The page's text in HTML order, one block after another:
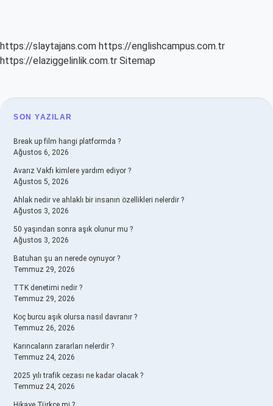
https://slaytajans.com https://englishcampus.com.tr
https://elaziggelinlik.com.tr Sitemap
SIDEBAR
SON YAZILAR
Break up film hangi platformda ?
Ağustos 6, 2026
Avarız Vakfı kimlere yardım ediyor ?
Ağustos 5, 2026
Ahlak nedir ve ahlaklı bir insanın özellikleri nelerdir ?
Ağustos 3, 2026
50 yaşından sonra aşık olunur mu ?
Ağustos 3, 2026
Batuhan şu an nerede oynuyor ?
Temmuz 29, 2026
TTK denetimi nedir ?
Temmuz 29, 2026
Koç burcu aşık olursa nasıl davranır ?
Temmuz 26, 2026
Karıncaların zararları nelerdir ?
Temmuz 24, 2026
2025 yılı trafik cezası ne kadar olacak ?
Temmuz 24, 2026